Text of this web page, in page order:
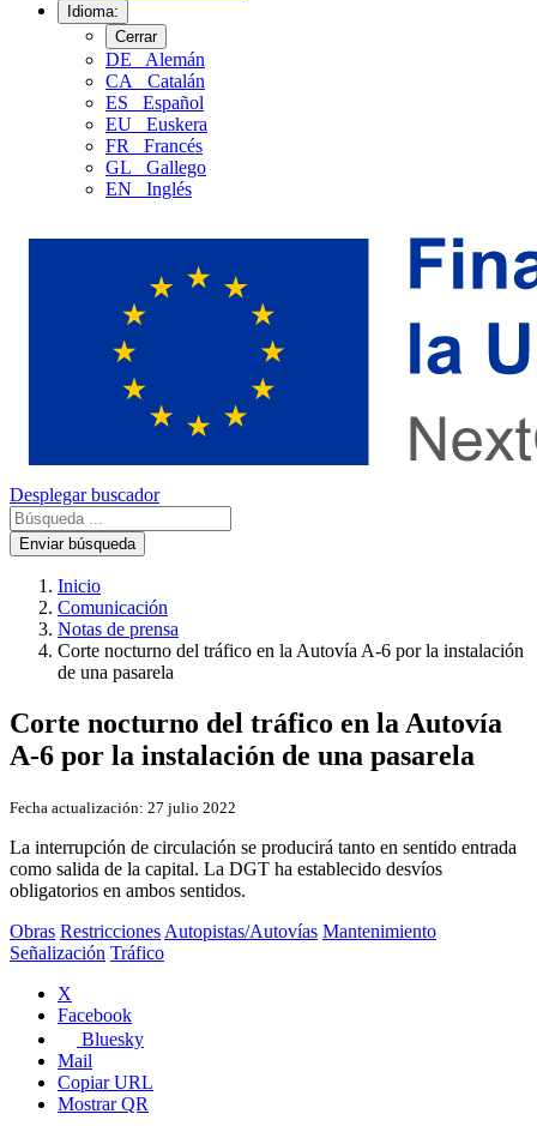
Idioma:
Cerrar
DE
Alemán
CA
Catalán
ES
Español
EU
Euskera
FR
Francés
GL
Gallego
EN
Inglés
Desplegar buscador
Enviar búsqueda
Inicio
Comunicación
Notas de prensa
Corte nocturno del tráfico en la Autovía A-6 por la instalación
de una pasarela
Corte nocturno del tráfico en la Autovía
A-6 por la instalación de una pasarela
Fecha actualización: 27 julio 2022
La interrupción de circulación se producirá tanto en sentido entrada
como salida de la capital. La DGT ha establecido desvíos
obligatorios en ambos sentidos.
Obras Restricciones Autopistas/Autovías Mantenimiento
Señalización Tráfico
X
Facebook
Bluesky
Mail
Copiar URL
Mostrar QR